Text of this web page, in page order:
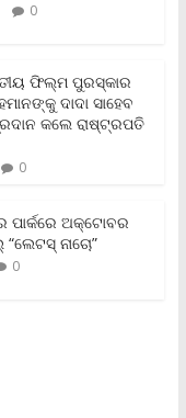
0
ଫିଲ୍ମ ପୁରସ୍କାର
ଦାଦା ସାହେବ
କଲେ ରାଷ୍ଟ୍ରପତି
0
ପାର୍କରେ ଅକ୍ଟୋବର
ନାଚୋ”
0